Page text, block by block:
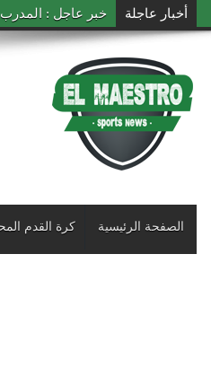
أخبار عاجلة خبر عاجل : المدرب
الصفحة الرئيسية كرة القدم